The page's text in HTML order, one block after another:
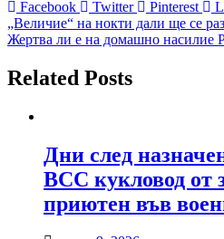
Facebook
Twitter Pinterest
Навигация
„Величие“ на нокти дали ще се
Жертва ли е на домашно насилие
Related Posts
Дни след
ВСС кукловод от
приютен във